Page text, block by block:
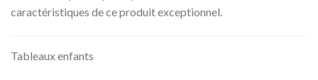
caractéristiques de ce produit exceptionnel.
Tableaux enfants